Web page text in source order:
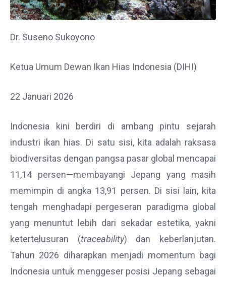
Dr. Suseno Sukoyono
Ketua Umum Dewan Ikan Hias Indonesia (DIHI)
22 Januari 2026
Indonesia kini berdiri di ambang pintu sejarah
industri ikan hias. Di satu sisi, kita adalah raksasa
biodiversitas dengan pangsa pasar global mencapai
11,14 persen—membayangi Jepang yang masih
memimpin di angka 13,91 persen. Di sisi lain, kita
tengah menghadapi pergeseran paradigma global
yang menuntut lebih dari sekadar estetika, yakni
ketertelusuran (traceability) dan keberlanjutan.
Tahun 2026 diharapkan menjadi momentum bagi
Indonesia untuk menggeser posisi Jepang sebagai